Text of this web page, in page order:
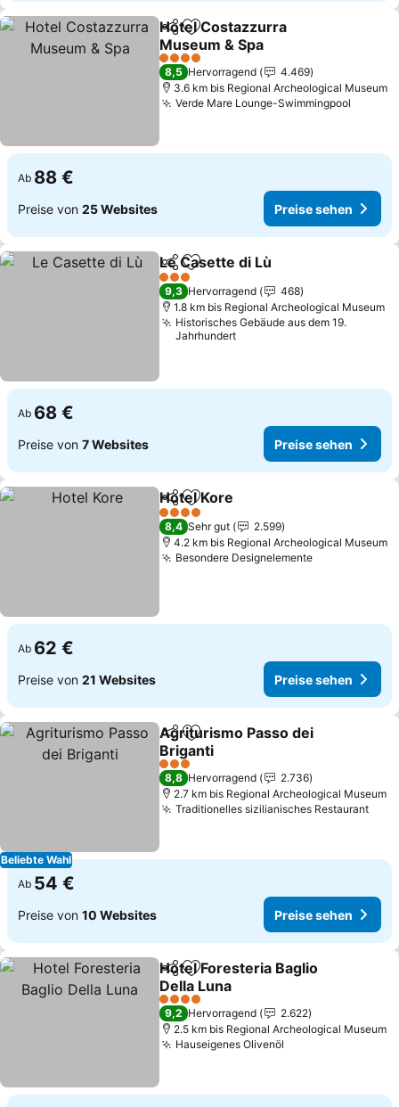
TeilenZu Favoriten hinzufügen
Hotel Costazzurra
Museum & Spa
4 Sterne
8,5 Hervorragend
4.469
3.6 km bis Regional Archeological Museum
Verde Mare Lounge-Swimmingpool
Ab 88 €
Preise von 25 Websites Preise sehen
TeilenZu Favoriten hinzufügen
Le Casette di Lù
3 Sterne
9,3 Hervorragend
468
1.8 km bis Regional Archeological Museum
Historisches Gebäude aus dem 19.
Jahrhundert
Ab 68 €
Preise von 7 Websites Preise sehen
TeilenZu Favoriten hinzufügen
Hotel Kore
4 Sterne
8,4 Sehr gut
2.599
4.2 km bis Regional Archeological Museum
Besondere Designelemente
Ab 62 €
Preise von 21 Websites Preise sehen
Beliebte Wahl
TeilenZu Favoriten hinzufügen
Agriturismo Passo dei
Briganti
3 Sterne
8,8 Hervorragend
2.736
2.7 km bis Regional Archeological Museum
Traditionelles sizilianisches Restaurant
Ab 54 €
Preise von 10 Websites Preise sehen
TeilenZu Favoriten hinzufügen
Hotel Foresteria Baglio
Della Luna
4 Sterne
9,2 Hervorragend
2.622
2.5 km bis Regional Archeological Museum
Hauseigenes Olivenöl